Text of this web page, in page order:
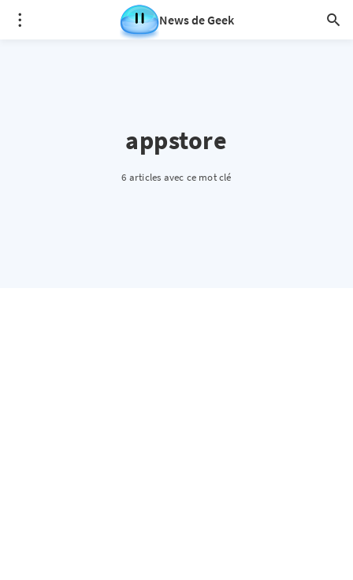
News de Geek
appstore
6 articles avec ce mot clé